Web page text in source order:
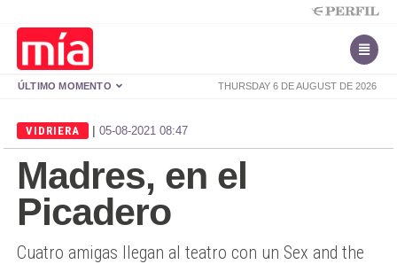
THURSDAY 6 DE AUGUST DE 2026
ÚLTIMO MOMENTO
VIDRIERA | 05-08-2021 08:47
Madres, en el
Picadero
Cuatro amigas llegan al teatro con un Sex and the